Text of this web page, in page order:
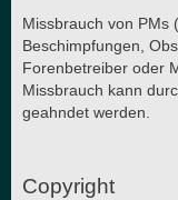
Missbrauch von PMs
Beschimpfungen,
Forenbetreiber oder
Missbrauch kann
geahndet werden.
Copyright